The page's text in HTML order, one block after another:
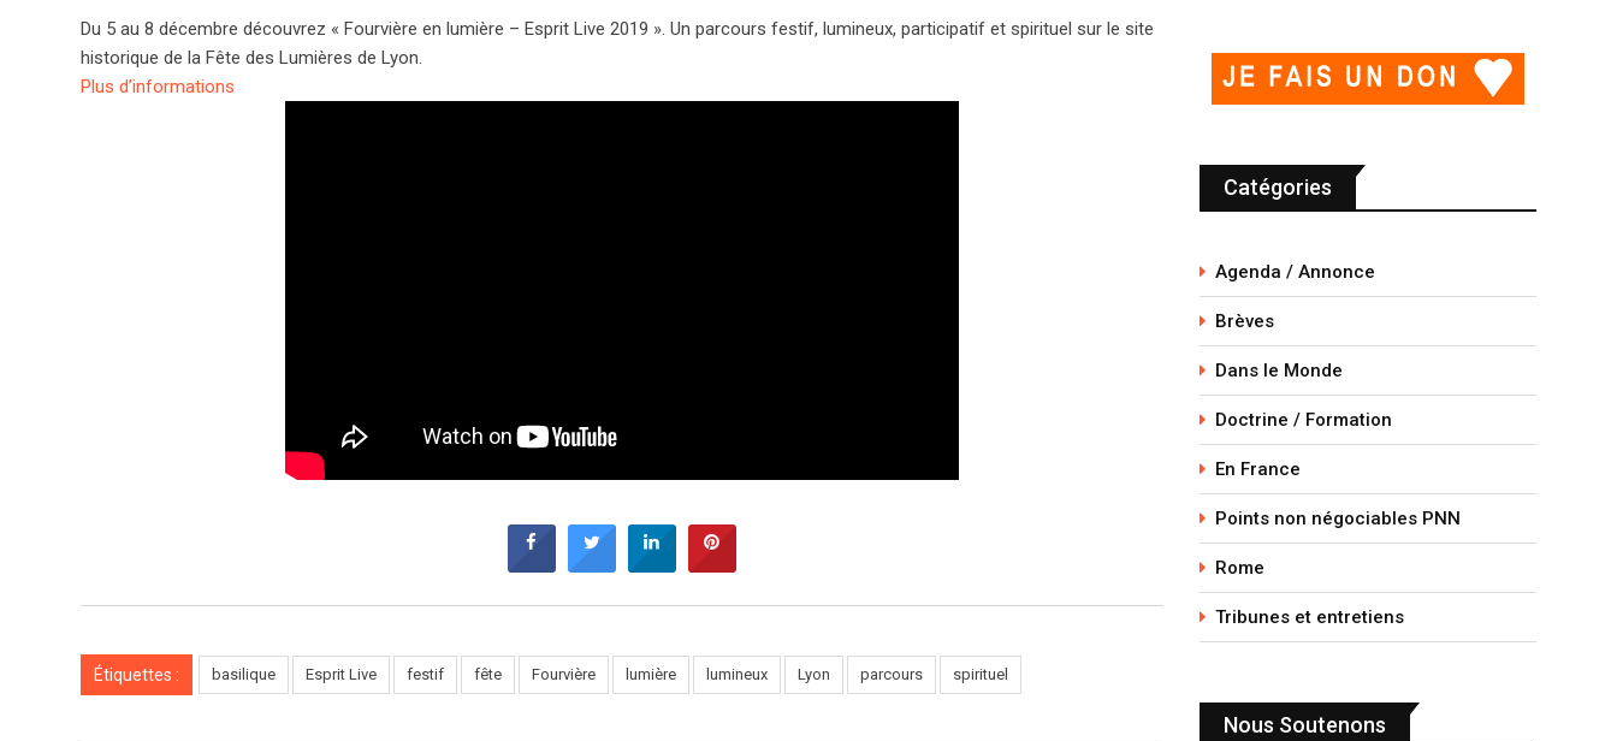
Du 5 au 8 décembre découvrez « Fourvière en lumière – Esprit Live 2019 ». Un parcours festif, lumineux, participatif et spirituel sur le site
historique de la Fête des Lumières de Lyon.
Plus d’informations
Étiquettes : basilique Esprit Live festif fête Fourvière lumière lumineux Lyon parcours spirituel
Catégories
Agenda / Annonce
Brèves
Dans le Monde
Doctrine / Formation
En France
Points non négociables PNN
Rome
Tribunes et entretiens
Nous Soutenons